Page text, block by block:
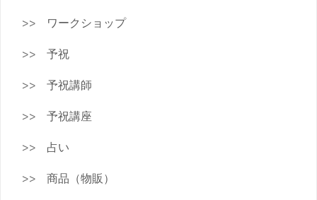
ワークショップ
予祝
予祝講師
予祝講座
占い
商品（物販）